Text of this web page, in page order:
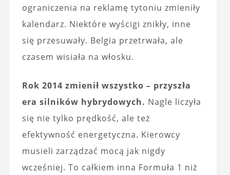
ograniczenia na reklamę tytoniu zmieniły
kalendarz. Niektóre wyścigi znikły, inne
się przesuwały. Belgia przetrwała, ale
czasem wisiała na włosku.
Rok 2014 zmienił wszystko – przyszła
era silników hybrydowych. Nagle liczyła
się nie tylko prędkość, ale też
efektywność energetyczna. Kierowcy
musieli zarządzać mocą jak nigdy
wcześniej. To całkiem inna Formuła 1 niż